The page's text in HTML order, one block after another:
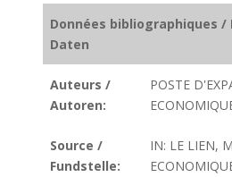
Données bibliographiques
Daten
Auteurs /
Autoren:
POSTE
Source /
Fundstelle:
IN: LE LIEN,